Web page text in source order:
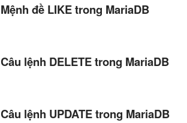
Mệnh đề LIKE trong MariaDB
Câu lệnh DELETE trong MariaDB
Câu lệnh UPDATE trong MariaDB